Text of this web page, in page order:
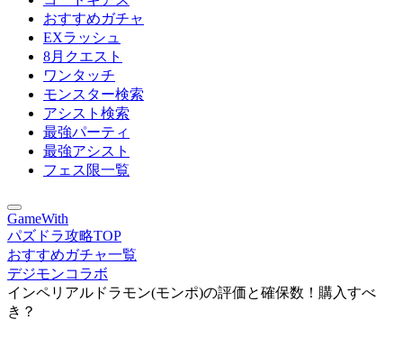
おすすめガチャ
EXラッシュ
8月クエスト
ワンタッチ
モンスター検索
アシスト検索
最強パーティ
最強アシスト
フェス限一覧
GameWith
パズドラ攻略TOP
おすすめガチャ一覧
デジモンコラボ
インペリアルドラモン(モンポ)の評価と確保数！購入すべ
き？